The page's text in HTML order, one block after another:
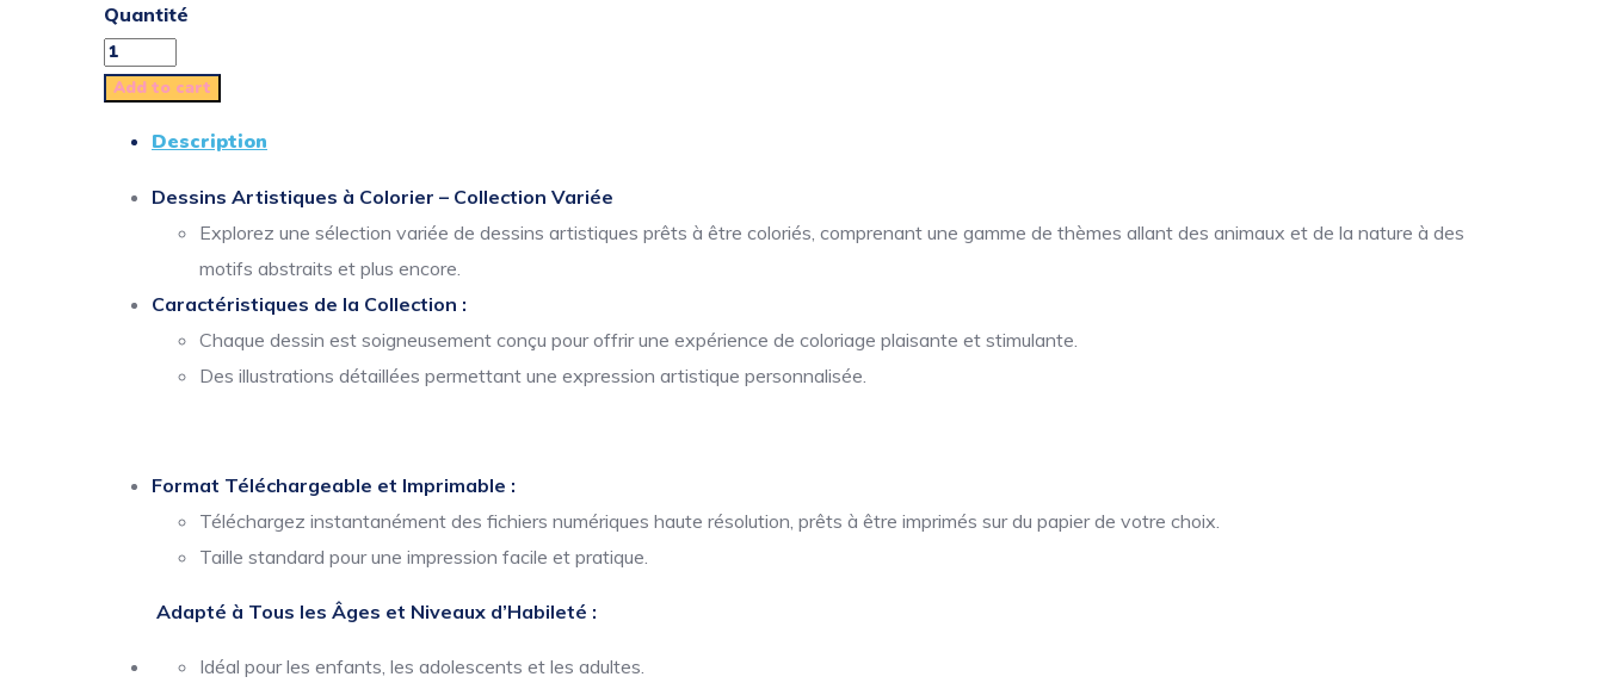
Quantité
Add to cart
Description
Dessins Artistiques à Colorier – Collection Variée
Explorez une sélection variée de dessins artistiques prêts à être coloriés, comprenant une gamme de thèmes allant des animaux et de la nature à des
motifs abstraits et plus encore.
Caractéristiques de la Collection :
Chaque dessin est soigneusement conçu pour offrir une expérience de coloriage plaisante et stimulante.
Des illustrations détaillées permettant une expression artistique personnalisée.
Format Téléchargeable et Imprimable :
Téléchargez instantanément des fichiers numériques haute résolution, prêts à être imprimés sur du papier de votre choix.
Taille standard pour une impression facile et pratique.
Adapté à Tous les Âges et Niveaux d’Habileté :
Idéal pour les enfants, les adolescents et les adultes.